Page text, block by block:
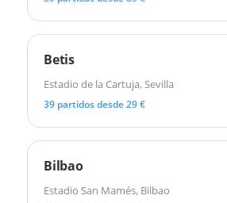
Betis
Estadio de la Cartuja, Sevilla
39 partidos desde 29 €
Bilbao
Estadio San Mamés, Bilbao